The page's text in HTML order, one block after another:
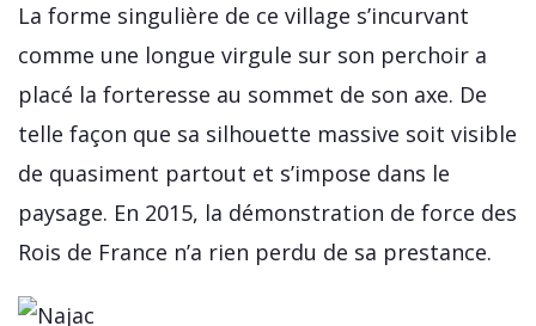
La forme singulière de ce village s’incurvant
comme une longue virgule sur son perchoir a
placé la forteresse au sommet de son axe. De
telle façon que sa silhouette massive soit visible
de quasiment partout et s’impose dans le
paysage. En 2015, la démonstration de force des
Rois de France n’a rien perdu de sa prestance.